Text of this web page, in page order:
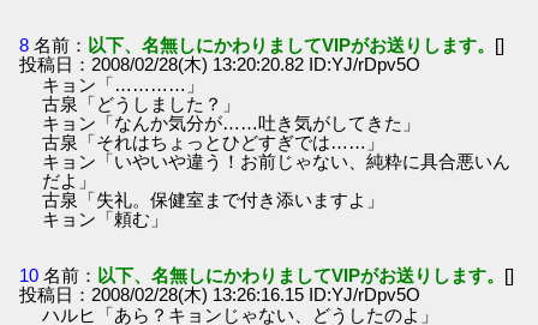
8 名前： 以下、名無しにかわりましてVIPがお送りします。 []
投稿日：2008/02/28(木) 13:20:20.82 ID:YJ/rDpv5O
キョン「…………」
古泉「どうしました？」
キョン「なんか気分が……吐き気がしてきた」
古泉「それはちょっとひどすぎでは……」
キョン「いやいや違う！お前じゃない、純粋に具合悪いん
だよ」
古泉「失礼。保健室まで付き添いますよ」
キョン「頼む」
10 名前： 以下、名無しにかわりましてVIPがお送りします。 []
投稿日：2008/02/28(木) 13:26:16.15 ID:YJ/rDpv5O
ハルヒ「あら？キョンじゃない、どうしたのよ」